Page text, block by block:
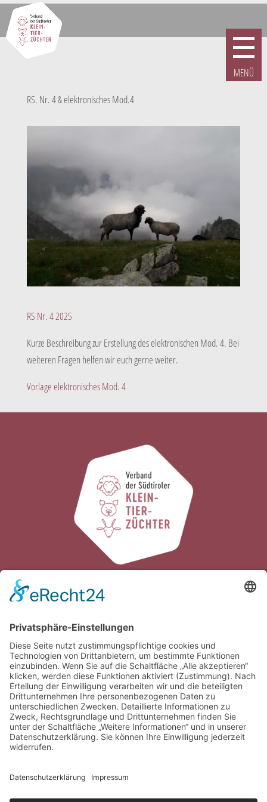
RS. Nr. 4 & elektronisches Mod.4
RS Nr. 4 2025
Kurze Beschreibung zur Erstellung des elektronischen Mod. 4. Bei
weiteren Fragen helfen wir euch gerne weiter.
Vorlage elektronisches Mod. 4
39100 Bozen / Südtirol
Tel.0039 0471 063980 ∎ Fax0039 0471
063981 ∎ info@vskonline.com
Öffnungszeiten
Mo-Do 8.00 – 12.00 Uhr & 14.00 – 16.30 Uhr
Fr 8.00 – 12.00 Uhr & 14.00 – 15.00 Uhr